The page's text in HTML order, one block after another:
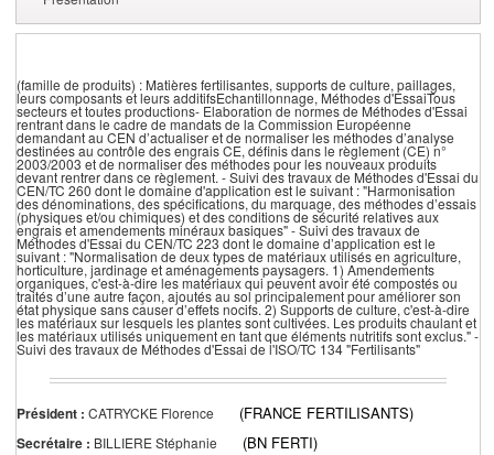
(famille de produits) : Matières fertilisantes, supports de culture, paillages,
leurs composants et leurs additifsEchantillonnage, Méthodes d'EssaiTous
secteurs et toutes productions- Elaboration de normes de Méthodes d'Essai
rentrant dans le cadre de mandats de la Commission Européenne
demandant au CEN d’actualiser et de normaliser les méthodes d’analyse
destinées au contrôle des engrais CE, définis dans le règlement (CE) n°
2003/2003 et de normaliser des méthodes pour les nouveaux produits
devant rentrer dans ce règlement. - Suivi des travaux de Méthodes d'Essai du
CEN/TC 260 dont le domaine d'application est le suivant : "Harmonisation
des dénominations, des spécifications, du marquage, des méthodes d’essais
(physiques et/ou chimiques) et des conditions de sécurité relatives aux
engrais et amendements minéraux basiques" - Suivi des travaux de
Méthodes d'Essai du CEN/TC 223 dont le domaine d’application est le
suivant : "Normalisation de deux types de matériaux utilisés en agriculture,
horticulture, jardinage et aménagements paysagers. 1) Amendements
organiques, c'est-à-dire les matériaux qui peuvent avoir été compostés ou
traités d’une autre façon, ajoutés au sol principalement pour améliorer son
état physique sans causer d’effets nocifs. 2) Supports de culture, c'est-à-dire
les matériaux sur lesquels les plantes sont cultivées. Les produits chaulant et
les matériaux utilisés uniquement en tant que éléments nutritifs sont exclus." -
Suivi des travaux de Méthodes d'Essai de l'ISO/TC 134 "Fertilisants"
Président : CATRYCKE Florence (FRANCE FERTILISANTS)
Secrétaire : BILLIERE Stéphanie (BN FERTI)